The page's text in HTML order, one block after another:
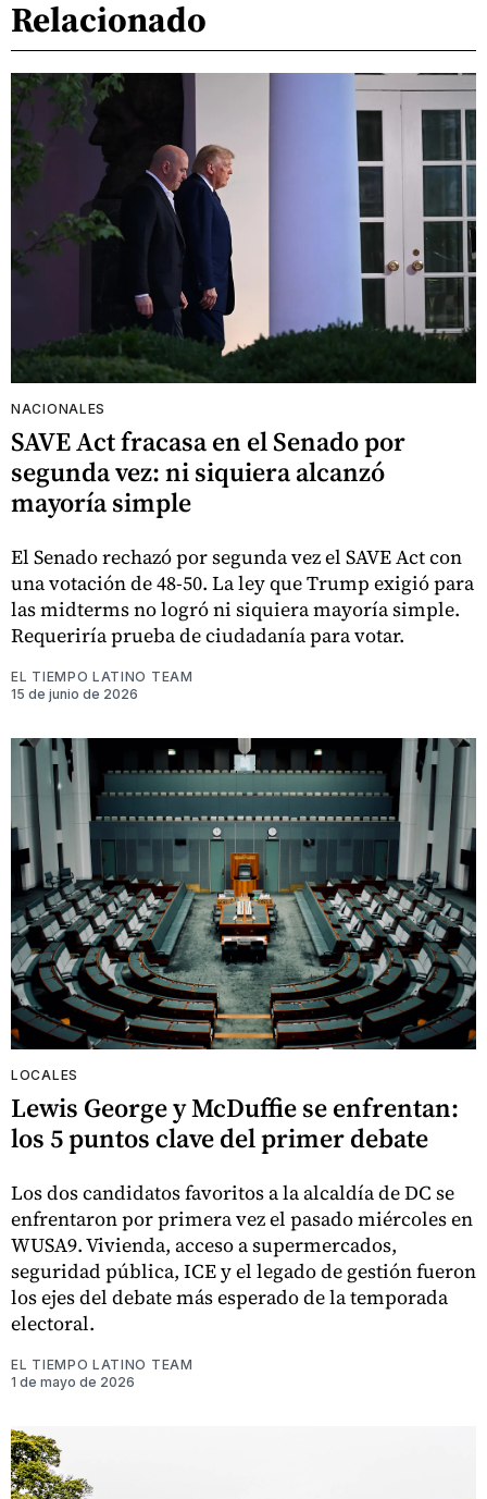
Relacionado
NACIONALES
SAVE Act fracasa en el Senado por
segunda vez: ni siquiera alcanzó
mayoría simple
El Senado rechazó por segunda vez el SAVE Act con
una votación de 48-50. La ley que Trump exigió para
las midterms no logró ni siquiera mayoría simple.
Requeriría prueba de ciudadanía para votar.
EL TIEMPO LATINO TEAM
15 de junio de 2026
LOCALES
Lewis George y McDuffie se enfrentan:
los 5 puntos clave del primer debate
Los dos candidatos favoritos a la alcaldía de DC se
enfrentaron por primera vez el pasado miércoles en
WUSA9. Vivienda, acceso a supermercados,
seguridad pública, ICE y el legado de gestión fueron
los ejes del debate más esperado de la temporada
electoral.
EL TIEMPO LATINO TEAM
1 de mayo de 2026